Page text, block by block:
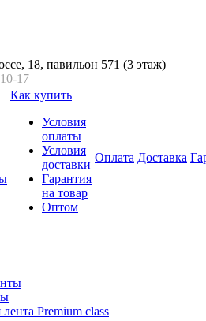
18, павильон 571 (3 этаж)
17
Как купить
Условия
оплаты
Условия
доставки
Гарантия
на товар
Оптом
Оплата Доставка
Premium class